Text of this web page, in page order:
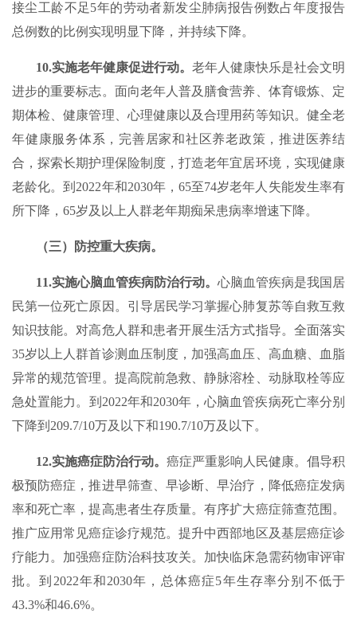
接尘工龄不足5年的劳动者新发尘肺病报告例数占年度报告
总例数的比例实现明显下降，并持续下降。
10.实施老年健康促进行动。 老年人健康快乐是社会文明
进步的重要标志。面向老年人普及膳食营养、体育锻炼、定
期体检、健康管理、心理健康以及合理用药等知识。健全老
年健康服务体系，完善居家和社区养老政策，推进医养结
合，探索长期护理保险制度，打造老年宜居环境，实现健康
老龄化。到2022年和2030年，65至74岁老年人失能发生率有
所下降，65岁及以上人群老年期痴呆患病率增速下降。
（三）防控重大疾病。
11.实施心脑血管疾病防治行动。 心脑血管疾病是我国居
民第一位死亡原因。引导居民学习掌握心肺复苏等自救互救
知识技能。对高危人群和患者开展生活方式指导。全面落实
35岁以上人群首诊测血压制度，加强高血压、高血糖、血脂
异常的规范管理。提高院前急救、静脉溶栓、动脉取栓等应
急处置能力。到2022年和2030年，心脑血管疾病死亡率分别
下降到209.7/10万及以下和190.7/10万及以下。
12.实施癌症防治行动。 癌症严重影响人民健康。倡导积
极预防癌症，推进早筛查、早诊断、早治疗，降低癌症发病
率和死亡率，提高患者生存质量。有序扩大癌症筛查范围。
推广应用常见癌症诊疗规范。提升中西部地区及基层癌症诊
疗能力。加强癌症防治科技攻关。加快临床急需药物审评审
批。到2022年和2030年，总体癌症5年生存率分别不低于
43.3%和46.6%。